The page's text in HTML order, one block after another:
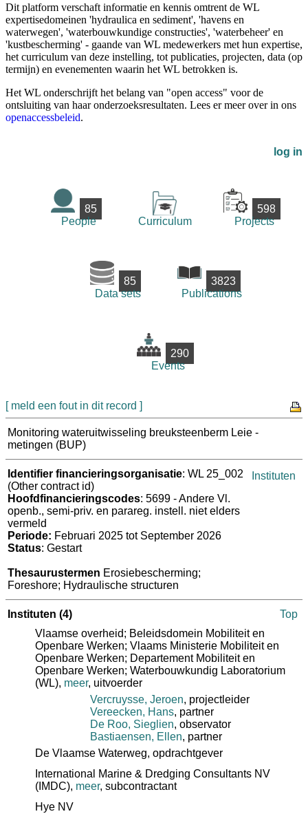
Dit platform verschaft informatie en kennis omtrent de WL
expertisedomeinen 'hydraulica en sediment', 'havens en
waterwegen', 'waterbouwkundige constructies', 'waterbeheer' en
'kustbescherming' - gaande van WL medewerkers met hun expertise,
het curriculum van deze instelling, tot publicaties, projecten, data (op
termijn) en evenementen waarin het WL betrokken is.
Het WL onderschrijft het belang van "open access" voor de
ontsluiting van haar onderzoeksresultaten. Lees er meer over in ons
openaccessbeleid.
log in
85
People
Curriculum
598
Projects
85
Data sets
3823
Publications
290
Events
[ meld een fout in dit record ]
Monitoring wateruitwisseling breuksteenberm Leie -
metingen (BUP)
Identifier financieringsorganisatie: WL 25_002
(Other contract id)
Hoofdfinancieringscodes: 5699 - Andere Vl.
openb., semi-priv. en parareg. instell. niet elders
vermeld
Periode: Februari 2025 tot September 2026
Status: Gestart
Thesaurustermen Erosiebescherming;
Foreshore; Hydraulische structuren
Instituten
Instituten (4)
Top
Vlaamse overheid; Beleidsdomein Mobiliteit en
Openbare Werken; Vlaams Ministerie Mobiliteit en
Openbare Werken; Departement Mobiliteit en
Openbare Werken; Waterbouwkundig Laboratorium
(WL), meer, uitvoerder
Vercruysse, Jeroen, projectleider
Vereecken, Hans, partner
De Roo, Sieglien, observator
Bastiaensen, Ellen, partner
De Vlaamse Waterweg, opdrachtgever
International Marine & Dredging Consultants NV
(IMDC), meer, subcontractant
Hye NV